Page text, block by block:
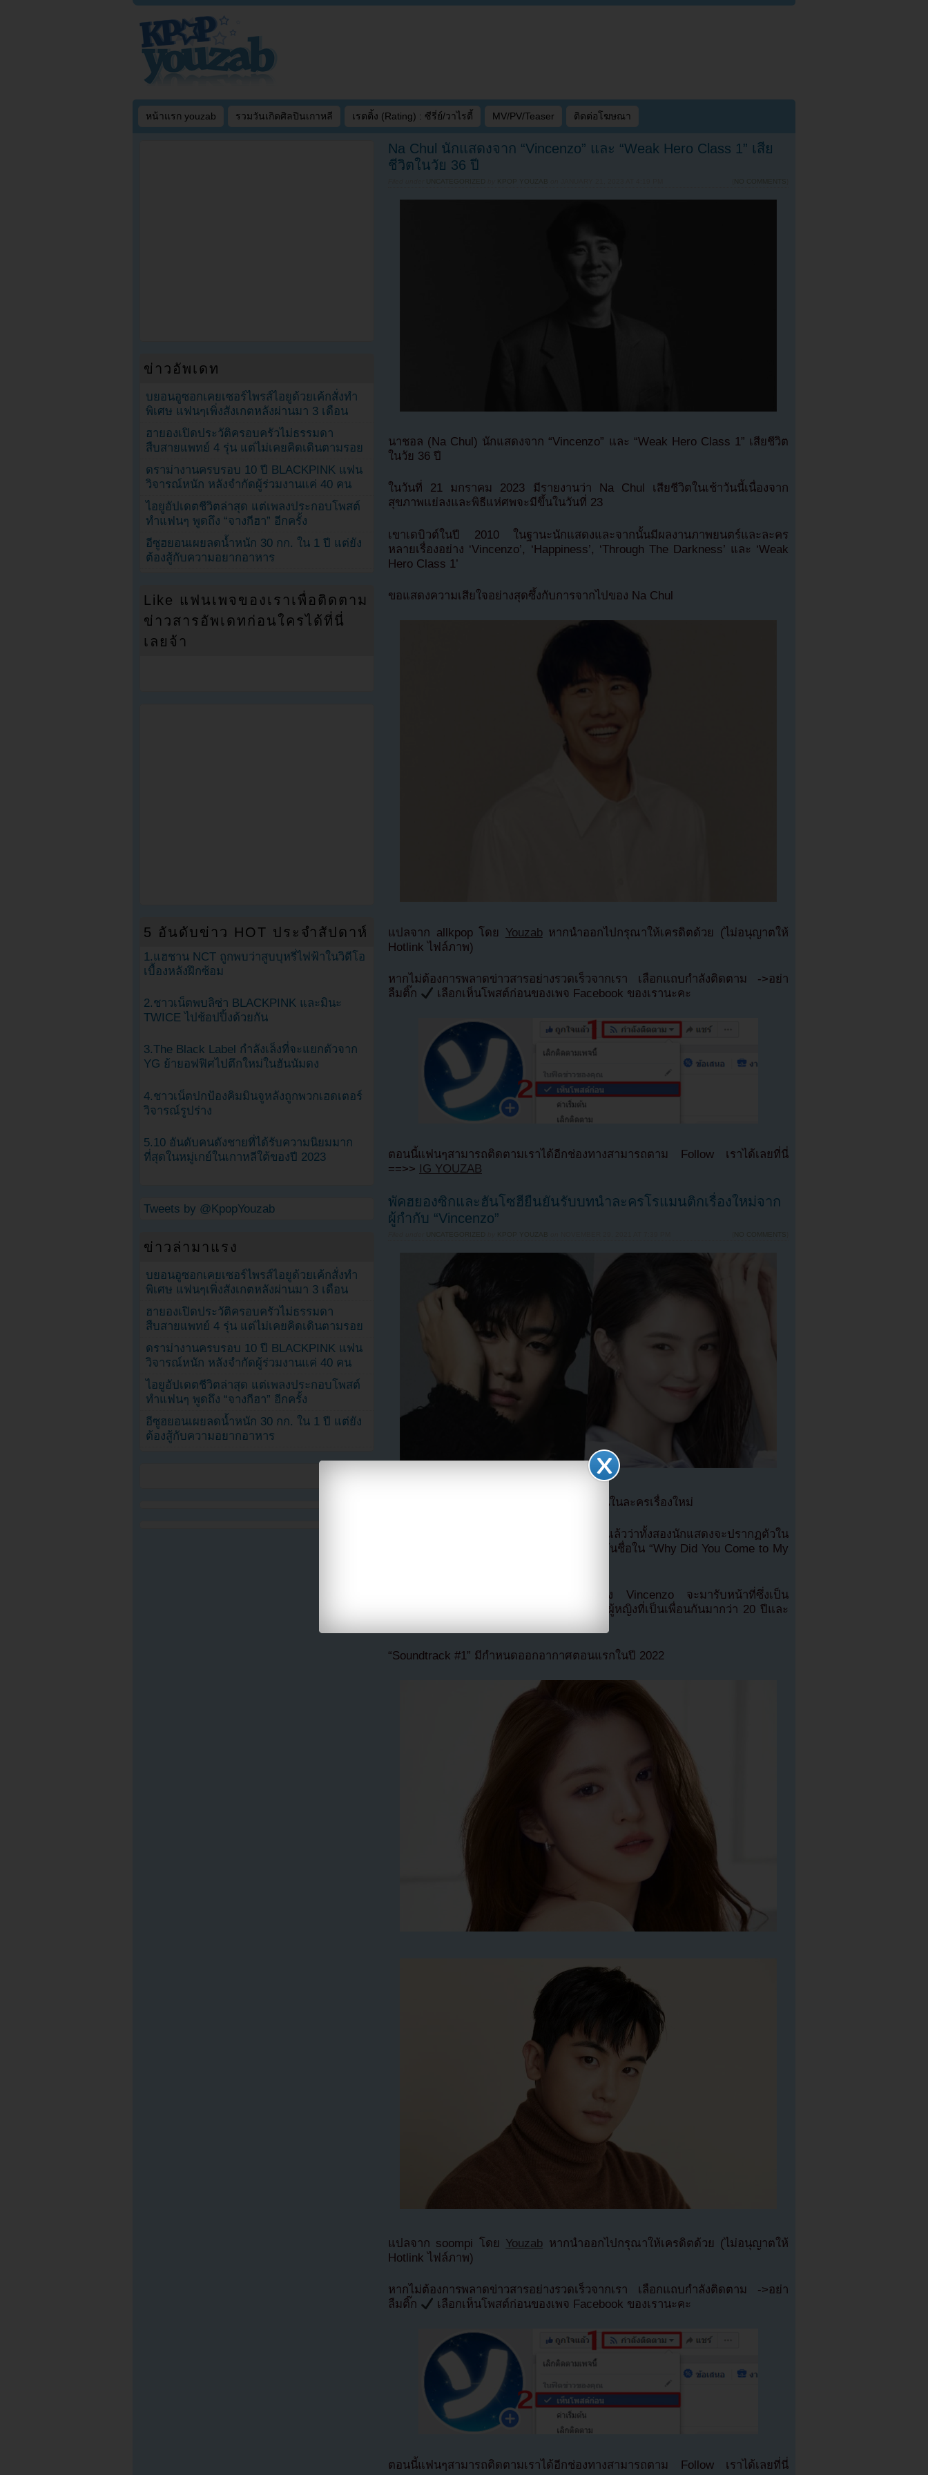
หน้าแรก youzab รวมวันเกิดศิลปินเกาหลี เรตติ้ง (Rating) : ซีรี่ย์/วาไรตี้ MV/PV/Teaser ติดต่อโฆษณา
Na Chul นักแสดงจาก “Vincenzo” และ “Weak Hero Class 1” เสีย
ชีวิตในวัย 36 ปี
UNCATEGORIZED KPOP YOUZAB NO COMMENTS
นาชอล (Na Chul) นักแสดงจาก “Vincenzo” และ “Weak Hero Class 1” เสียชีวิต
ในวัย 36 ปี
ในวันที่ 21 มกราคม 2023 มีรายงานว่า Na Chul เสียชีวิตในเช้าวันนี้เนื่องจาก
สุขภาพแย่ลงและพิธีแห่ศพจะมีขึ้นในวันที่ 23
เขาเดบิวต์ในปี 2010 ในฐานะนักแสดงและจากนั้นมีผลงานภาพยนตร์และละคร
หลายเรื่องอย่าง ‘Vincenzo’, ‘Happiness’, ‘Through The Darkness’ และ ‘Weak
Hero Class 1’
ขอแสดงความเสียใจอย่างสุดซึ้งกับการจากไปของ Na Chul
แปลจาก allkpop โดย Youzabหากนำออกไปกรุณาให้เครดิตด้วย (ไม่อนุญาตให้
Hotlink ไฟล์ภาพ)
หากไม่ต้องการพลาดข่าวสารอย่างรวดเร็วจากเรา เลือกแถบกำลังติดตาม ->อย่า
ลืมติ๊ก
เลือกเห็นโพสต์ก่อนของเพจ Facebook ของเรานะคะ
ตอนนี้แฟนๆสามารถติดตามเราได้อีกช่องทางสามารถตาม Follow เราได้เลยที่นี่
==>> IG YOUZAB
พัคฮยองซิกและฮันโซฮียืนยันรับบทนำละครโรแมนติกเรื่องใหม่จาก
ผู้กำกับ “Vincenzo”
UNCATEGORIZED KPOP YOUZAB NO COMMENTS
พัคฮยองซิก ZE:A และฮันโซฮีจะรับบทนำคู่กันในละครเรื่องใหม่
ในวันที่ 29 พฤศจิกายน 2021 ได้รับการยืนยันแล้วว่าทั้งสองนักแสดงจะปรากฏตัวใน
ละครเรื่องใหม่ “Soundtrack #1” ซึ่งเดิมรู้จักกันชื่อใน “Why Did You Come to My
และเรื่องนี้ผู้กำกับคิมฮีวอนซึ่งมีผลงานจากเรื่อง Vincenzo จะมารับหน้าที่ซึ่งเป็น
เรื่องราวโรแมนติกดราม่าที่เกี่ยวกับผู้ชายและผู้หญิงที่เป็นเพื่อนกันมากว่า 20 ปีและ
“Soundtrack #1” มีกำหนดออกอากาศตอนแรกในปี 2022
แปลจาก soompi โดย Youzab หากนำออกไปกรุณาให้เครดิตด้วย (ไม่อนุญาตให้
Hotlink ไฟล์ภาพ)
หากไม่ต้องการพลาดข่าวสารอย่างรวดเร็วจากเรา เลือกแถบกำลังติดตาม ->อย่า
ลืมติ๊ก
เลือกเห็นโพสต์ก่อนของเพจ Facebook ของเรานะคะ
ตอนนี้แฟนๆสามารถติดตามเราได้อีกช่องทางสามารถตาม Follow เราได้เลยที่นี่
ข่าวอัพเดท
บยอนอูซอกเคยเซอร์ไพรส์ไอยูด้วยเค้กสั่งทำ
พิเศษ แฟนๆเพิ่งสังเกตหลังผ่านมา 3 เดือน
ฮายองเปิดประวัติครอบครัวไม่ธรรมดา
สืบสายแพทย์ 4 รุ่น แต่ไม่เคยคิดเดินตามรอย
ดราม่างานครบรอบ 10 ปี BLACKPINK แฟน
วิจารณ์หนัก หลังจำกัดผู้ร่วมงานแค่ 40 คน
ไอยูอัปเดตชีวิตล่าสุด แต่เพลงประกอบโพสต์
ทำแฟนๆ พูดถึง “จางกีฮา” อีกครั้ง
อีซูฮยอนเผยลดน้ำหนัก 30 กก. ใน 1 ปี แต่ยัง
ต้องสู้กับความอยากอาหาร
Like แฟนเพจของเราเพื่อติดตาม
ข่าวสารอัพเดทก่อนใครได้ที่นี่
เลยจ้า
5 อันดับข่าว HOT ประจำสัปดาห์
1.แฮชาน NCT ถูกพบว่าสูบบุหรี่ไฟฟ้าในวิดีโอ
เบื้องหลังฝึกซ้อม
2.ชาวเน็ตพบลิซ่า BLACKPINK และมินะ
TWICE ไปช้อปปิ้งด้วยกัน
3.The Black Label กำลังเล็งที่จะแยกตัวจาก
YG ย้ายอฟฟิศไปตึกใหม่ในฮันนัมดง
4.ชาวเน็ตปกป้องคิมมินจูหลังถูกพวกเฮดเตอร์
วิจารณ์รูปร่าง
5.10 อันดับคนดังชายที่ได้รับความนิยมมาก
ที่สุดในหมู่เกย์ในเกาหลีใต้ของปี 2023
Tweets by @KpopYouzab
ข่าวล่ามาแรง
บยอนอูซอกเคยเซอร์ไพรส์ไอยูด้วยเค้กสั่งทำ
พิเศษ แฟนๆเพิ่งสังเกตหลังผ่านมา 3 เดือน
ฮายองเปิดประวัติครอบครัวไม่ธรรมดา
สืบสายแพทย์ 4 รุ่น แต่ไม่เคยคิดเดินตามรอย
ดราม่างานครบรอบ 10 ปี BLACKPINK แฟน
วิจารณ์หนัก หลังจำกัดผู้ร่วมงานแค่ 40 คน
ไอยูอัปเดตชีวิตล่าสุด แต่เพลงประกอบโพสต์
ทำแฟนๆ พูดถึง “จางกีฮา” อีกครั้ง
อีซูฮยอนเผยลดน้ำหนัก 30 กก. ใน 1 ปี แต่ยัง
ต้องสู้กับความอยากอาหาร